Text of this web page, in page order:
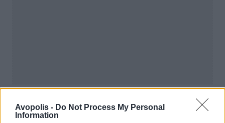
Avopolis - Do Not Process My Personal
Information